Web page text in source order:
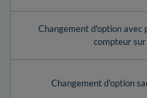
Changement d'option avec
compteur
Changement d'option